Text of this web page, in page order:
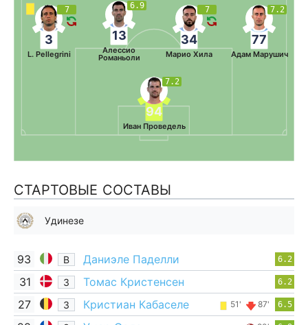
7.2
94
Иван Проведель
7
3
L. Pellegrini
6.9
13
Алессио
Романьоли
7
34
Марио Хила
7.2
77
Адам Марушич
СТАРТОВЫЕ СОСТАВЫ
Удинезе
93 В Даниэле Паделли 6.2
31 З Томас Кристенсен 6.2
27 З Кристиан Кабаселе 51' 87' 6.5